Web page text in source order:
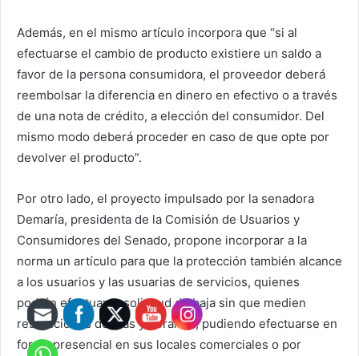
Además, en el mismo artículo incorpora que “si al
efectuarse el cambio de producto existiere un saldo a
favor de la persona consumidora, el proveedor deberá
reembolsar la diferencia en dinero en efectivo o a través
de una nota de crédito, a elección del consumidor. Del
mismo modo deberá proceder en caso de que opte por
devolver el producto”.
Por otro lado, el proyecto impulsado por la senadora
Demaría, presidenta de la Comisión de Usuarios y
Consumidores del Senado, propone incorporar a la
norma un artículo para que la protección también alcance
a los usuarios y las usuarias de servicios, quienes
podrán efectuar la solicitud de baja sin que medien
restricciones de días y horarios, pudiendo efectuarse en
forma presencial en sus locales comerciales o por